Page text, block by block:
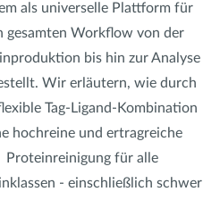
als universelle Plattform für
gesamten Workflow von der
bis hin zur Analyse
Wir erläutern, wie durch
Tag-Ligand-Kombination
hochreine und ertragreiche
Proteinreinigung für alle
- einschließlich schwer